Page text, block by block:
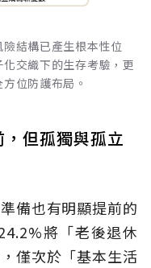
結構已產生根本性位
交織下的生存考驗，更
位防護布局。
但孤獨與孤立
備也有明顯提前的
將「老後退休
僅次於「基本生活